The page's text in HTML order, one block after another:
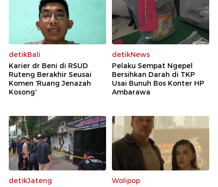
detikBali
Karier dr Beni di RSUD
Ruteng Berakhir Seusai
Komen 'Ruang Jenazah
Kosong'
detikNews
Pelaku Sempat Ngepel
Bersihkan Darah di TKP
Usai Bunuh Bos Konter HP
Ambarawa
detikJateng
Wolipop